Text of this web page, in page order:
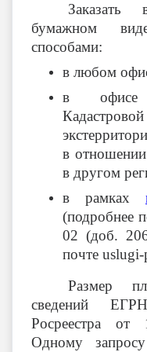
бумажном
способами:
в любом
в офисе
в
в другом
в рамках
(подробнее
02 (доб.
почте
Размер
сведений
Росреестра
Одному запросу